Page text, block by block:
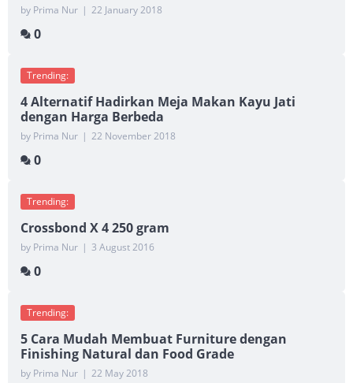
by Prima Nur | 22 January 2018
0
Trending:
4 Alternatif Hadirkan Meja Makan Kayu Jati
dengan Harga Berbeda
by Prima Nur | 22 November 2018
0
Trending:
Crossbond X 4 250 gram
by Prima Nur | 3 August 2016
0
Trending:
5 Cara Mudah Membuat Furniture dengan
Finishing Natural dan Food Grade
by Prima Nur | 22 May 2018